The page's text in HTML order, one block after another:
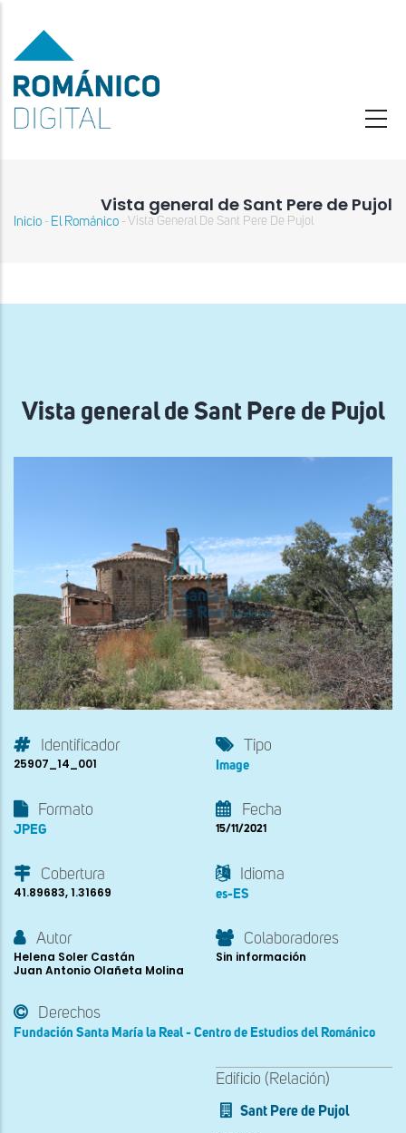
contenido
principal
Vista general de Sant Pere de Pujol
navegación
Inicio - El Románico - Vista General De Sant Pere De Pujol
Vista general de Sant Pere de Pujol
Identificador
25907_14_001
Tipo
Image
Formato
JPEG
Fecha
15/11/2021
Cobertura
41.89683, 1.31669
Idioma
es-ES
Autor
Helena Soler Castán
Juan Antonio Olañeta Molina
Colaboradores
Sin información
Derechos
Fundación Santa María la Real - Centro de Estudios del Románico
Edificio (Relación)
Sant Pere de Pujol